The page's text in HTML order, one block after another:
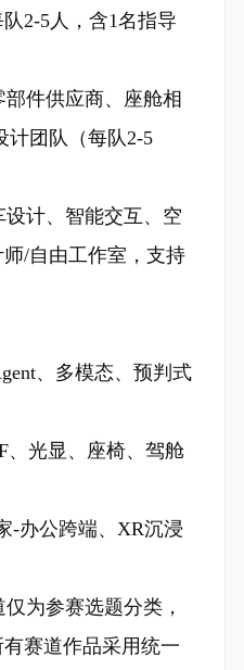
2-5人，含1名指导
件供应商、座舱相
计团队（每队2-5
设计、智能交互、空
/自由工作室，支持
、多模态、预判式
、光显、座椅、驾舱
-办公跨端、XR沉浸
为参赛选题分类，
赛道作品采用统一